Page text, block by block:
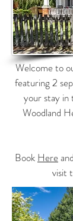
Welcome to
featuring 2
your stay in
Woodland
Book Here
visit